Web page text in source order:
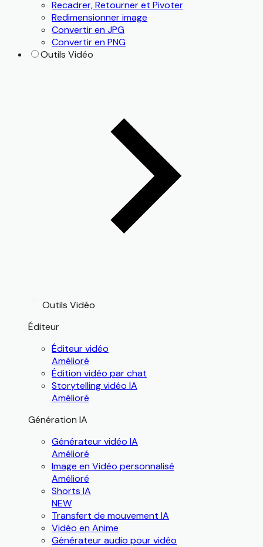
Recadrer, Retourner et Pivoter
Redimensionner image
Convertir en JPG
Convertir en PNG
Outils Vidéo
Outils Vidéo
Éditeur
Éditeur vidéo
Amélioré
Édition vidéo par chat
Storytelling vidéo IA
Amélioré
Génération IA
Générateur vidéo IA
Amélioré
Image en Vidéo personnalisé
Amélioré
Shorts IA
NEW
Transfert de mouvement IA
Vidéo en Anime
Générateur audio pour vidéo